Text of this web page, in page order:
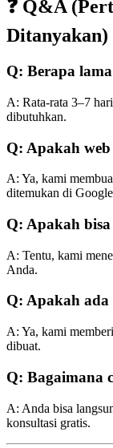
❓ Q&A
Ditanyakan)
Q: Berapa
A: Rata-rata 3–7
dibutuhkan.
Q: Apakah
A: Ya, kami
ditemukan di
Q: Apakah bisa
A: Tentu, kami
Anda.
Q: Apakah ada
A: Ya, kami
dibuat.
Q: Bagaimana
A: Anda bisa
konsultasi gratis.